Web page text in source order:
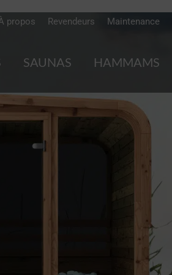
propos Revendeurs Maintenance
SAUNAS HAMMAMS